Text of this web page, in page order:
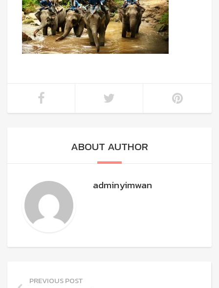
ABOUT AUTHOR
adminyimwan
PREVIOUS POST